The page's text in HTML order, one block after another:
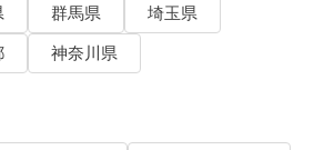
群馬県
埼玉県
神奈川県